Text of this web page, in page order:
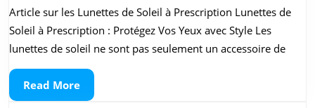
Vos
Article sur les Lunettes de Soleil à Prescription Lunettes de
Soleil à Prescription : Protégez Vos Yeux avec Style Les
lunettes de soleil ne sont pas seulement un accessoire de
Read MoreRead
More